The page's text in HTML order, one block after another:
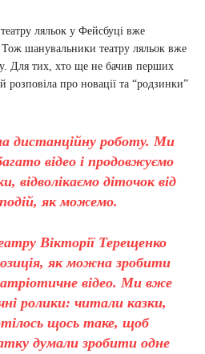
ляльок у Фейсбуці вже
шанувальники театру ляльок вже
Для тих, хто ще не бачив перших
про новації та “родзинки”
дистанційну роботу. Ми
відео і продовжуємо
відволікаємо діточок від
як можемо.
Вікторії Терещенко
як можна зробити
відео. Ми вже
ролики: читали казки,
щось таке, щоб
думали зробити одне